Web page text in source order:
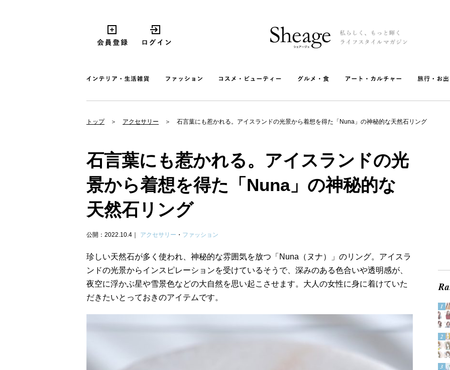
トップ アクセサリー 石言葉にも惹かれる。アイスランドの光景から着想を得た「Nuna」の神秘的な天然石リング
石言葉にも惹かれる。アイスランドの光
景から着想を得た「Nuna」の神秘的な
天然石リング
公開：2022.10.4 アクセサリー ・ ファッション
珍しい天然石が多く使われ、神秘的な雰囲気を放つ「Nuna（ヌナ）」のリング。アイスラ
ンドの光景からインスピレーションを受けているそうで、深みのある色合いや透明感が、
夜空に浮かぶ星や雪景色などの大自然を思い起こさせます。大人の女性に身に着けていた
だきたいとっておきのアイテムです。